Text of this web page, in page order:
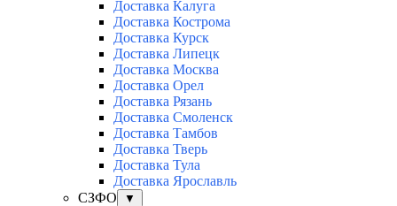
Доставка Калуга
Доставка Кострома
Доставка Курск
Доставка Липецк
Доставка Москва
Доставка Орел
Доставка Рязань
Доставка Смоленск
Доставка Тамбов
Доставка Тверь
Доставка Тула
Доставка Ярославль
СЗФО
▼